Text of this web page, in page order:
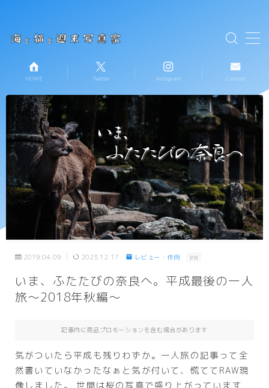
MENU
HOME
お知らせ
新着記事一覧
プロフィール
コンタクト
HOME Twitter Instagram Contact
2019.04.09 2023.12.17 レビュー・作例 PR
いま、ふたたびの奈良へ。平成最後の一人
旅～2018年秋編～
記事内に商品プロモーションを含む場合があります
気がついたら平成も残りわずか。一人旅の記事って全
然書いていなかったなぁと気が付いて、慌ててRAW現
像しました。 世間は桜の写真で盛り上がっています